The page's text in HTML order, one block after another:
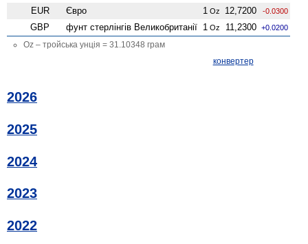
EUR Євро 1 Oz 12,7200 -0.0300
GBP фунт стерлінгів Велико­британії 1 Oz 11,2300 +0.0200
Oz – тройська унція = 31.10348 грам
конвертер
2026
2025
2024
2023
2022